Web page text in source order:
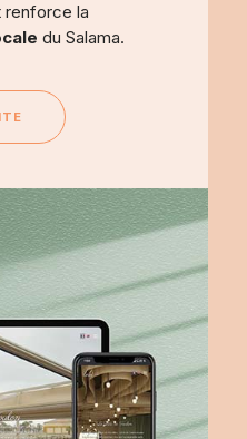
renforce la
du Salama.